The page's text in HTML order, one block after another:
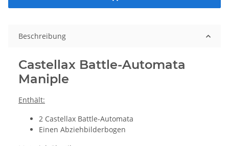
Beschreibung
Castellax Battle-Automata
Maniple
Enthält:
2 Castellax Battle-Automata
Einen Abziehbilderbogen